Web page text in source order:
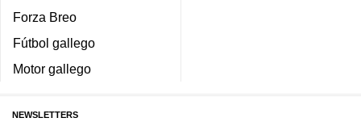
Forza Breo
Fútbol gallego
Motor gallego
NEWSLETTERS